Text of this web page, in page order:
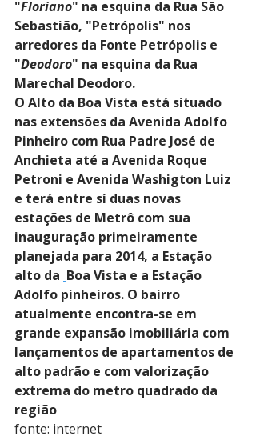
"Floriano" na esquina da Rua São
Sebastião, "Petrópolis" nos
arredores da Fonte Petrópolis e
"Deodoro" na esquina da Rua
Marechal Deodoro.
O Alto da Boa Vista está situado
nas extensões da Avenida Adolfo
Pinheiro com Rua Padre José de
Anchieta até a Avenida Roque
Petroni e Avenida Washigton Luiz
e terá entre sí duas novas
estações de Metrô com sua
inauguração primeiramente
planejada para 2014, a Estação
alto da Boa Vista e a Estação
Adolfo pinheiros. O bairro
atualmente encontra-se em
grande expansão imobiliária com
lançamentos de apartamentos de
alto padrão e com valorização
extrema do metro quadrado da
região
fonte: internet